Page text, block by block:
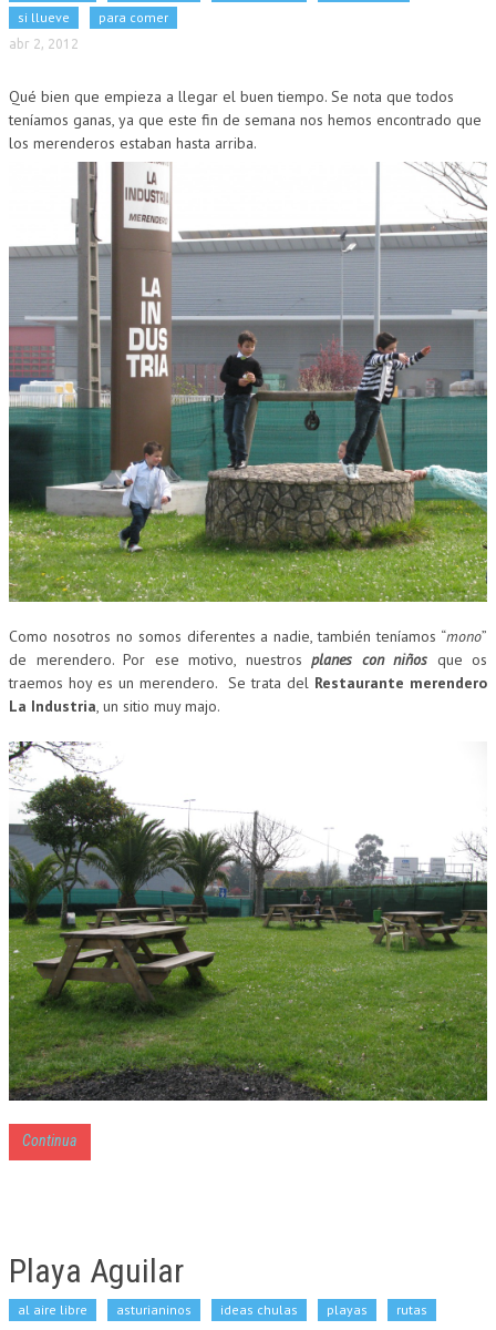
si llueve
para comer
abr 2, 2012
Qué bien que empieza a llegar el buen tiempo. Se nota que todos
teníamos ganas, ya que este fin de semana nos hemos encontrado que
los merenderos estaban hasta arriba.
Como nosotros no somos diferentes a nadie, también teníamos “mono”
de merendero. Por ese motivo, nuestros planes con niños que os
traemos hoy es un merendero. Se trata del Restaurante merendero
La Industria, un sitio muy majo.
Continua
Playa Aguilar
al aire libre asturianinos ideas chulas playas rutas